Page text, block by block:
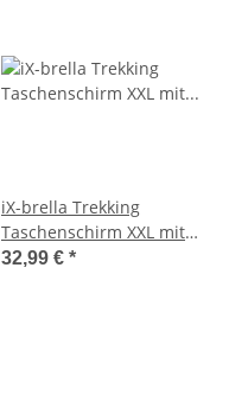
iX-brella Trekking
Taschenschirm XXL mit
Umhängetasche -
32,99 € *